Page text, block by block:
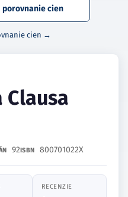
porovnanie cien
cien →
Clausa
92ISBN 800701022X
RECENZIE